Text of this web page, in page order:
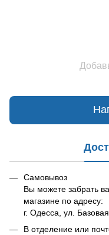
Самовывоз
Вы можете забрать
магазине по адресу:
г. Одесса, ул.
В отделение или